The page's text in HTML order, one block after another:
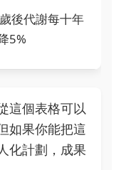
後代謝每十年
5%
這個表格可以
如果你能把這
化計劃，成果